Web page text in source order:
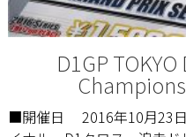
D1GP
■開催日 2016年10月23